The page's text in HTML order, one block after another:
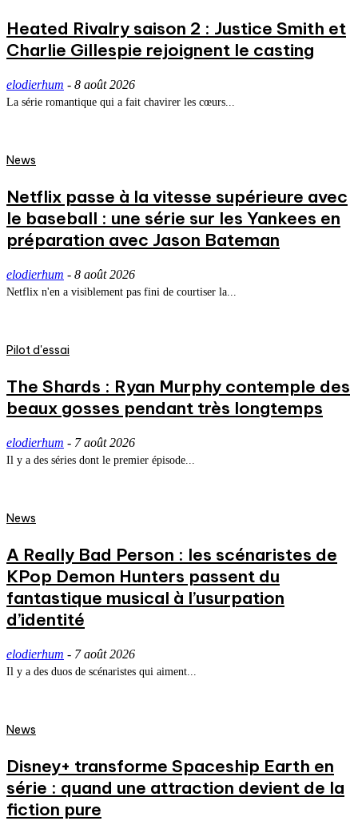
Heated Rivalry saison 2 : Justice Smith et
Charlie Gillespie rejoignent le casting
elodierhum - 8 août 2026
La série romantique qui a fait chavirer les cœurs...
News
Netflix passe à la vitesse supérieure avec
le baseball : une série sur les Yankees en
préparation avec Jason Bateman
elodierhum - 8 août 2026
Netflix n'en a visiblement pas fini de courtiser la...
Pilot d'essai
The Shards : Ryan Murphy contemple des
beaux gosses pendant très longtemps
elodierhum - 7 août 2026
Il y a des séries dont le premier épisode...
News
A Really Bad Person : les scénaristes de
KPop Demon Hunters passent du
fantastique musical à l’usurpation
d’identité
elodierhum - 7 août 2026
Il y a des duos de scénaristes qui aiment...
News
Disney+ transforme Spaceship Earth en
série : quand une attraction devient de la
fiction pure